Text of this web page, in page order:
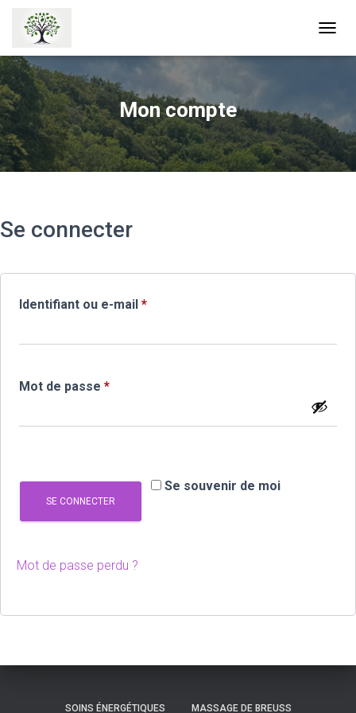
Mon compte
Se connecter
Identifiant ou e-mail *Obligatoire
Mot de passe *Obligatoire
Se souvenir de moi
SE CONNECTER
Mot de passe perdu ?
SOINS ÉNERGÉTIQUES MASSAGE DE BREUSS